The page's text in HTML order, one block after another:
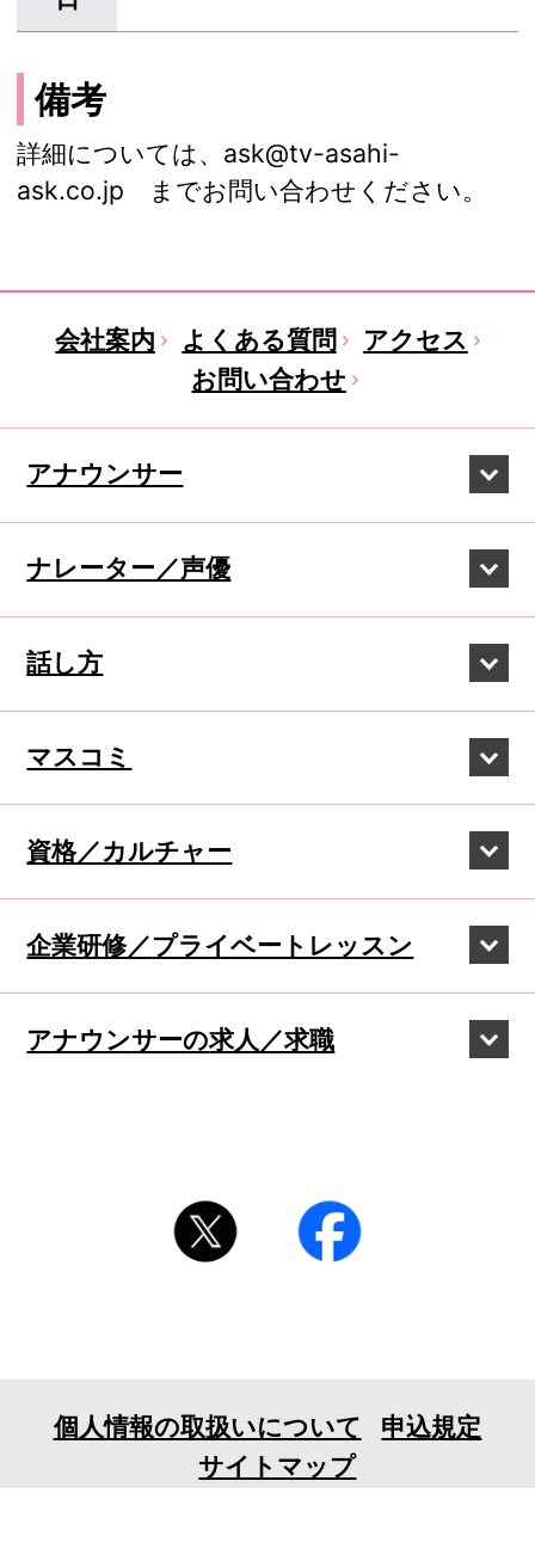
備考
詳細については、 ask@tv-asahi-
ask.co.jp までお問い合わせください。
会社案内 よくある質問
アクセス
お問い合わせ
アナウンサー
ナレーター／声優
話し方
マスコミ
資格／カルチャー
企業研修／プライベートレッスン
アナウンサーの求人／求職
個人情報の取扱いについて
申込規定
サイトマップ